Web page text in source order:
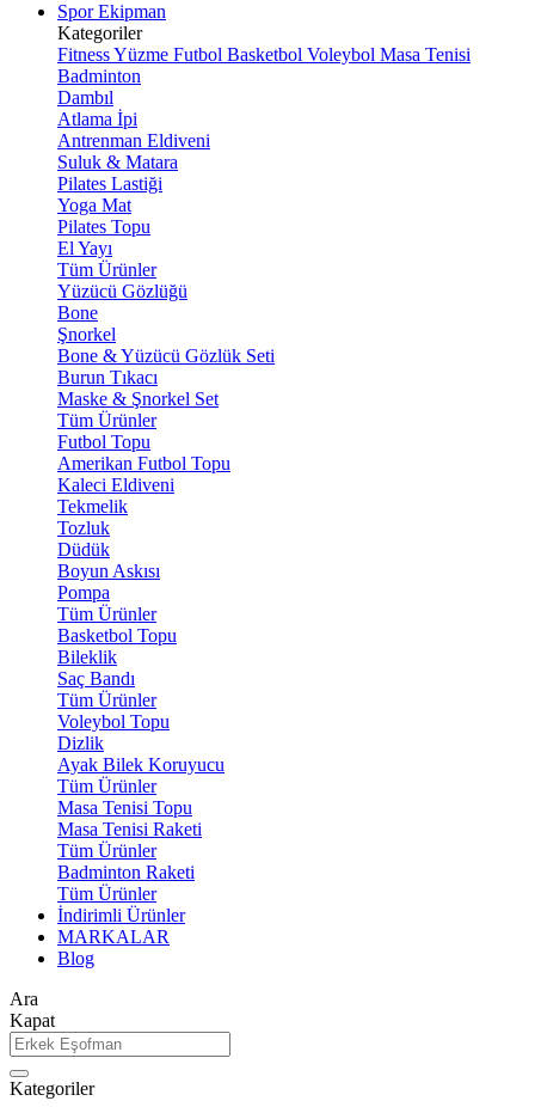
Spor Ekipman
Kategoriler
FitnessYüzme Futbol Basketbol Voleybol Masa Tenisi
Badminton
Dambıl
Atlama İpi
Antrenman Eldiveni
Suluk & Matara
Pilates Lastiği
Yoga Mat
Pilates Topu
El Yayı
Tüm Ürünler
Yüzücü Gözlüğü
Bone
Şnorkel
Bone & Yüzücü Gözlük Seti
Burun Tıkacı
Maske & Şnorkel Set
Tüm Ürünler
Futbol Topu
Amerikan Futbol Topu
Kaleci Eldiveni
Tekmelik
Tozluk
Düdük
Boyun Askısı
Pompa
Tüm Ürünler
Basketbol Topu
Bileklik
Saç Bandı
Tüm Ürünler
Voleybol Topu
Dizlik
Ayak Bilek Koruyucu
Tüm Ürünler
Masa Tenisi Topu
Masa Tenisi Raketi
Tüm Ürünler
Badminton Raketi
Tüm Ürünler
İndirimli Ürünler
MARKALAR
Blog
Ara
Kapat
Kategoriler